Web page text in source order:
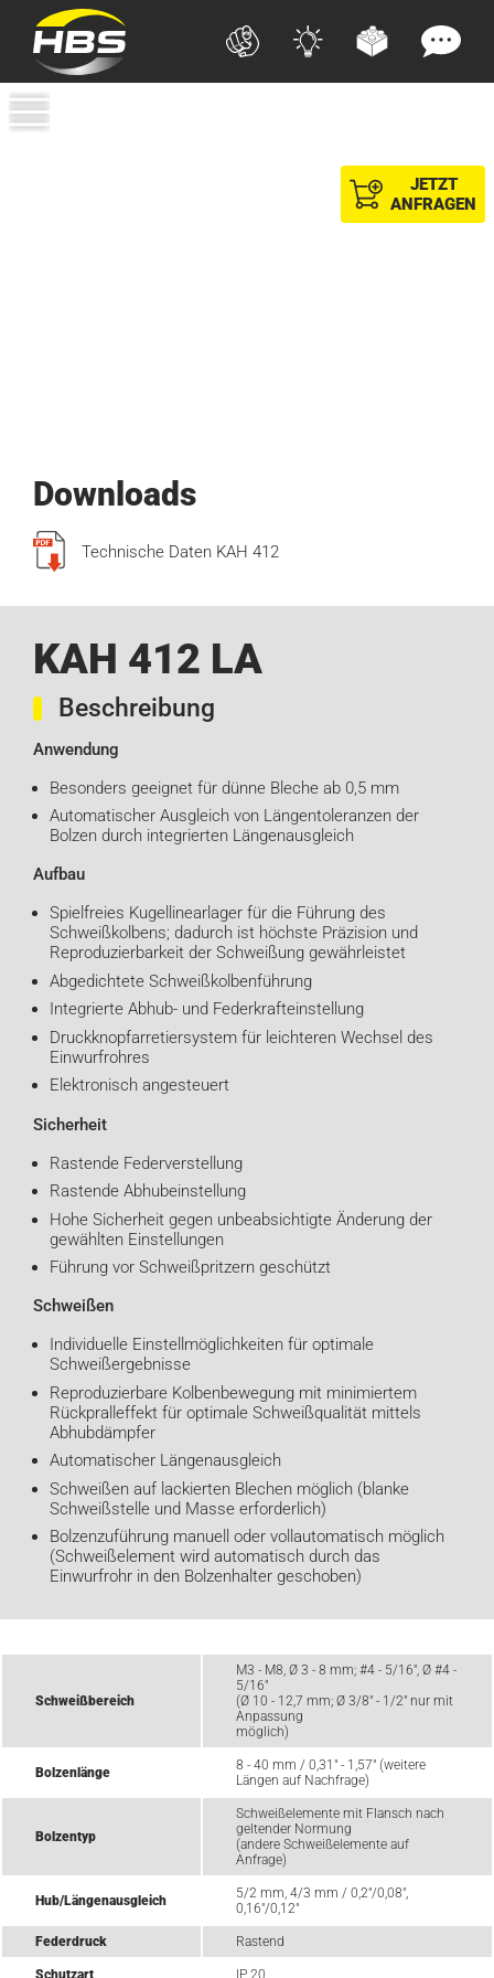
KAH 412 LA
Beschreibung
Anwendung
Besonders geeignet für dünne Bleche ab 0,5 mm
Automatischer Ausgleich von Längentoleranzen der
Bolzen durch integrierten Längenausgleich
Aufbau
Spielfreies Kugellinearlager für die Führung des
Schweißkolbens; dadurch ist höchste Präzision und
Reproduzierbarkeit der Schweißung gewährleistet
Abgedichtete Schweißkolbenführung
Integrierte Abhub- und Federkrafteinstellung
Druckknopfarretiersystem für leichteren Wechsel des
Einwurfrohres
Elektronisch angesteuert
Sicherheit
Rastende Federverstellung
Rastende Abhubeinstellung
Hohe Sicherheit gegen unbeabsichtigte Änderung der
gewählten Einstellungen
Führung vor Schweißpritzern geschützt
Schweißen
Individuelle Einstellmöglichkeiten für optimale
Schweißergebnisse
Reproduzierbare Kolbenbewegung mit minimiertem
Rückpralleffekt für optimale Schweißqualität mittels
Abhubdämpfer
Automatischer Längenausgleich
Schweißen auf lackierten Blechen möglich (blanke
Schweißstelle und Masse erforderlich)
Bolzenzuführung manuell oder vollautomatisch möglich
(Schweißelement wird automatisch durch das
Einwurfrohr in den Bolzenhalter geschoben)
JETZT
ANFRAGEN
Downloads
Technische Daten KAH 412
Schweißbereich
M3 - M8, Ø 3 - 8 mm; #4 - 5/16", Ø #4 -
5/16"
(Ø 10 - 12,7 mm; Ø 3/8" - 1/2" nur mit
Anpassung
möglich)
Bolzenlänge
8 - 40 mm / 0,31" - 1,57" (weitere
Längen auf Nachfrage)
Bolzentyp
Schweißelemente mit Flansch nach
geltender Normung
(andere Schweißelemente auf
Anfrage)
Hub/Längenausgleich
5/2 mm, 4/3 mm / 0,2"/0,08",
0,16"/0,12"
Federdruck Rastend